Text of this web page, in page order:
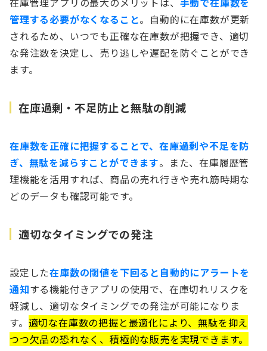
管理する必要がなくなること。自動的に在庫数が更新
されるため、いつでも正確な在庫数が把握でき、適切
な発注数を決定し、売り逃しや遅配を防ぐことができ
ます。
在庫過剰・不足防止と無駄の削減
在庫数を正確に把握することで、在庫過剰や不足を防
ぎ、無駄を減らすことができます。また、在庫履歴管
理機能を活用すれば、商品の売れ行きや売れ筋時期な
どのデータも確認可能です。
適切なタイミングでの発注
設定した在庫数の閾値を下回ると自動的にアラートを
通知する機能付きアプリの使用で、在庫切れリスクを
軽減し、適切なタイミングでの発注が可能になりま
す。 適切な在庫数の把握と最適化により、無駄を抑え
つつ欠品の恐れなく、積極的な販売を実現できます。